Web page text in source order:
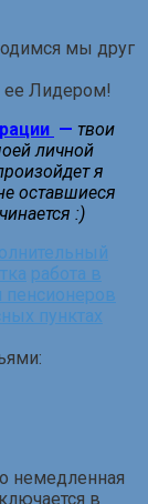
мы друг
ее Лидером!
— твои
личной
я
оставшиеся
:)
работа в
пенсионеров
пунктах
немедленная
в